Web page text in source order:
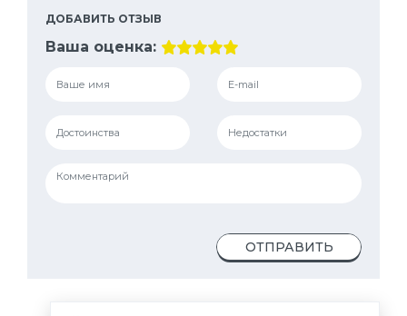
ДОБАВИТЬ ОТЗЫВ
Ваша оценка:
ОТПРАВИТЬ